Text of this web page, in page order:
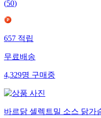
(50)
657적립
무료배송
4,329명구매중
바르닭 셀렉트밀 소스 닭가